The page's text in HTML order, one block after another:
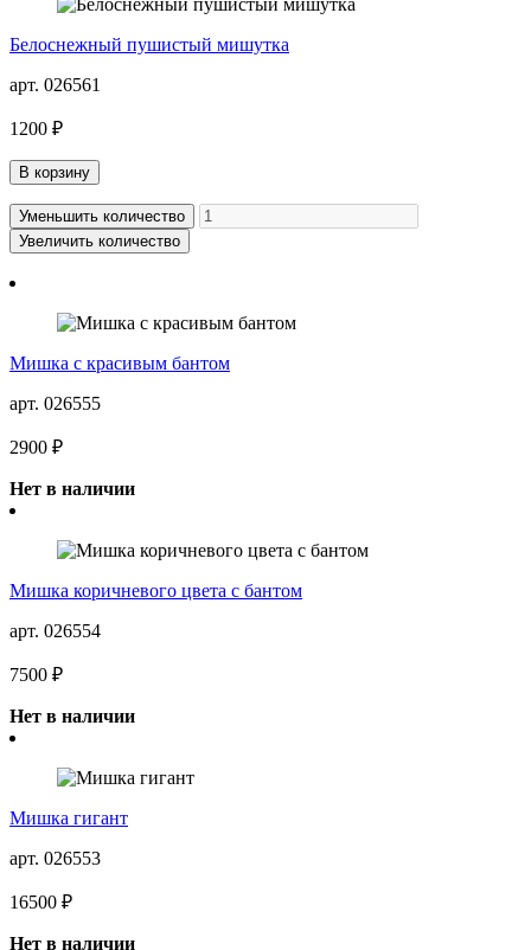
Белоснежный пушистый мишутка
арт. 026561
1200 ₽
В корзину
Уменьшить количество
Увеличить количество
Мишка с красивым бантом
арт. 026555
2900 ₽
Нет в наличии
Мишка коричневого цвета с бантом
арт. 026554
7500 ₽
Нет в наличии
Мишка гигант
арт. 026553
16500 ₽
Нет в наличии